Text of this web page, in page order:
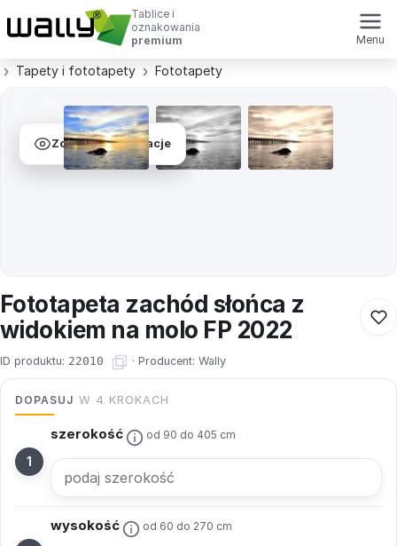
Tablice i
oznakowania
premium
Menu
Tapety i fototapety Fototapety
Zobacz wizualizacje
Fototapeta zachód słońca z
widokiem na molo FP 2022
ID produktu: 22010 · Producent: Wally
DOPASUJ W 4 KROKACH
szerokość od 90 do 405 cm
wysokość od 60 do 270 cm